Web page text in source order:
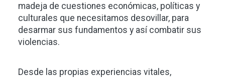
madeja de cuestiones económicas, políticas y
culturales que necesitamos desovillar, para
desarmar sus fundamentos y así combatir sus
violencias.
Desde las propias experiencias vitales,